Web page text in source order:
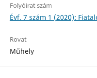
Folyóirat szám
Évf. 7 szám 1 (2020):
Rovat
Műhely